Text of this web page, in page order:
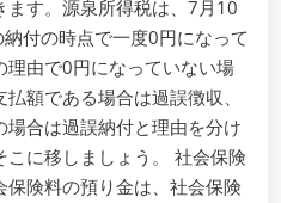
す。源泉所得税は、7月10
付の時点で一度0円になって
理由で0円になっていない場
額である場合は過誤徴収、
合は過誤納付と理由を分け
に移しましょう。 社会保険
険料の預り金は、社会保険